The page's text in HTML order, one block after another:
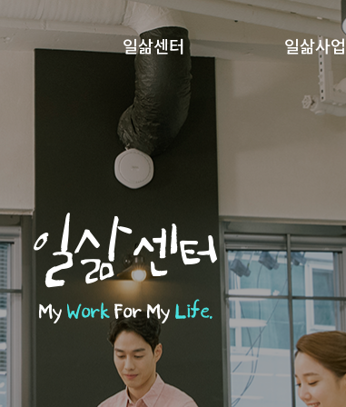
일삶센터 일삶사업
일삶센터
MyWorkFor MyLife.